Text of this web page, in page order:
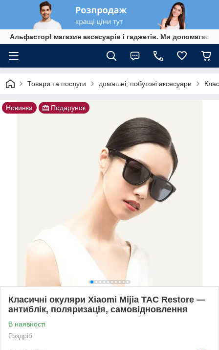
Альфастор! магазин аксесуарів і гаджетів. Ми
Товари та послуги домашні, побутові аксесуари
Новинка Подарунок
Класичні окуляри Xiaomi Mijia TAC Restore —
антиблік, поляризація, самовідновлення
В наявності
Роздріб